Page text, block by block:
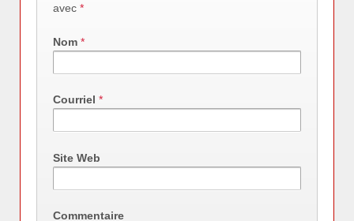
avec *
Nom *
Courriel *
Site Web
Commentaire